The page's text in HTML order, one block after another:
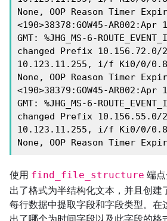
None, OOP Reason Timer
<190>38378:GOW45-
GMT: %JHG_MS-6-
changed Prefix 10.156.72.0/
10.123.11.255, i/f Ki0/0/
None, OOP Reason Timer
<190>38379:GOW45-
GMT: %JHG_MS-6-
changed Prefix 10.156.55.0/
10.123.11.255, i/f Ki0/0/
None, OOP Reason Timer
使用 find_file_structure 端
出了格式为半结构化文本，并且创建
每行数据中提取字段和字段类型。在